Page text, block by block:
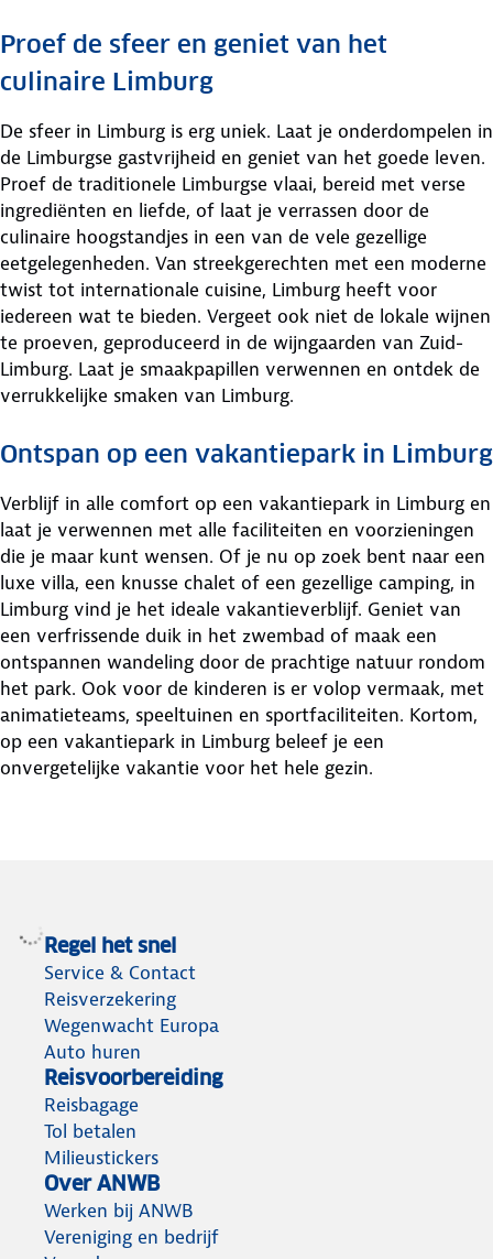
Proef de sfeer en geniet van het
culinaire Limburg
De sfeer in Limburg is erg uniek. Laat je onderdompelen in
de Limburgse gastvrijheid en geniet van het goede leven.
Proef de traditionele Limburgse vlaai, bereid met verse
ingrediënten en liefde, of laat je verrassen door de
culinaire hoogstandjes in een van de vele gezellige
eetgelegenheden. Van streekgerechten met een moderne
twist tot internationale cuisine, Limburg heeft voor
iedereen wat te bieden. Vergeet ook niet de lokale wijnen
te proeven, geproduceerd in de wijngaarden van Zuid-
Limburg. Laat je smaakpapillen verwennen en ontdek de
verrukkelijke smaken van Limburg.
Ontspan op een vakantiepark in Limburg
Verblijf in alle comfort op een vakantiepark in Limburg en
laat je verwennen met alle faciliteiten en voorzieningen
die je maar kunt wensen. Of je nu op zoek bent naar een
luxe villa, een knusse chalet of een gezellige camping, in
Limburg vind je het ideale vakantieverblijf. Geniet van
een verfrissende duik in het zwembad of maak een
ontspannen wandeling door de prachtige natuur rondom
het park. Ook voor de kinderen is er volop vermaak, met
animatieteams, speeltuinen en sportfaciliteiten. Kortom,
op een vakantiepark in Limburg beleef je een
onvergetelijke vakantie voor het hele gezin.
Regel het snel
Service & Contact
Reisverzekering
Wegenwacht Europa
Auto huren
Reisvoorbereiding
Reisbagage
Tol betalen
Milieustickers
Over ANWB
Werken bij ANWB
Vereniging en bedrijf